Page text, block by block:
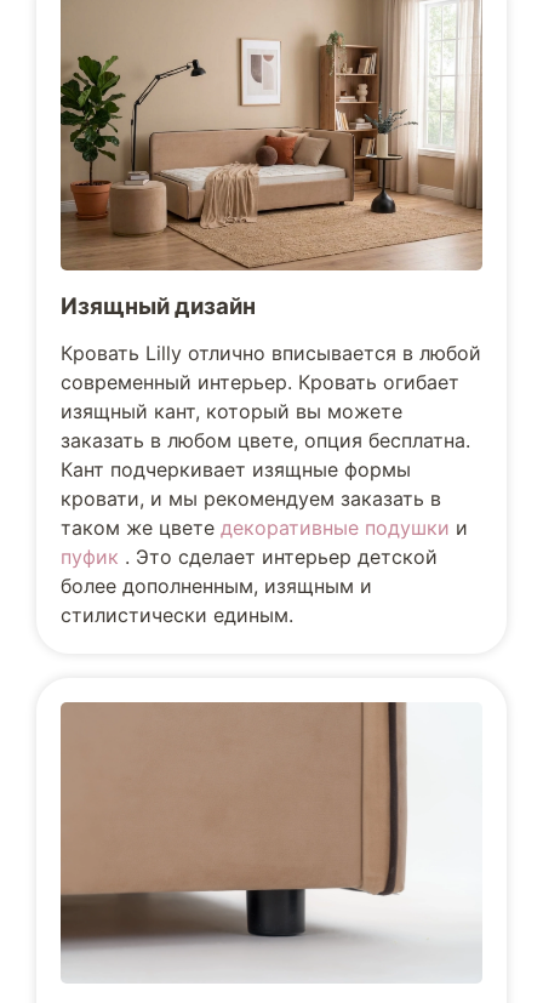
Изящный дизайн
Кровать Lilly отлично вписывается в любой
современный интерьер. Кровать огибает
изящный кант, который вы можете
заказать в любом цвете, опция бесплатна.
Кант подчеркивает изящные формы
кровати, и мы рекомендуем заказать в
таком же цвете декоративные подушки и
пуфик . Это сделает интерьер детской
более дополненным, изящным и
стилистически единым.